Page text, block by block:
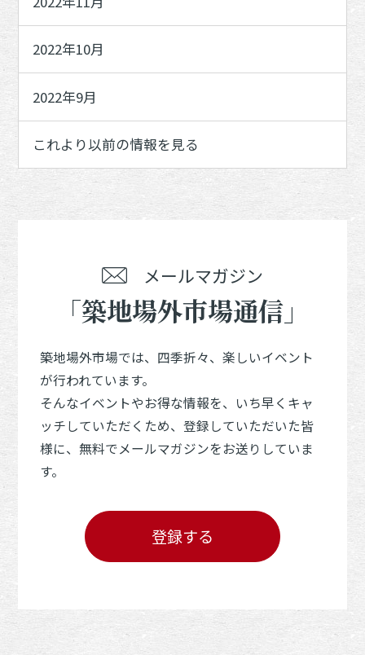
2022年10月
2022年9月
これより以前の情報を見る
メールマガジン
「築地場外市場通信」
築地場外市場では、四季折々、楽しいイベント
が行われています。
そんなイベントやお得な情報を、いち早くキャ
ッチしていただくため、登録していただいた皆
様に、無料でメールマガジンをお送りしていま
す。
登録する